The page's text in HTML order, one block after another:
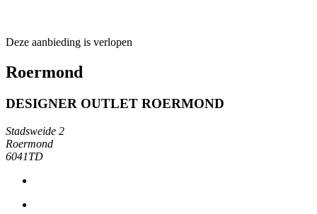
Deze aanbieding is verlopen
Roermond
DESIGNER OUTLET ROERMOND
Stadsweide 2
Roermond
6041TD